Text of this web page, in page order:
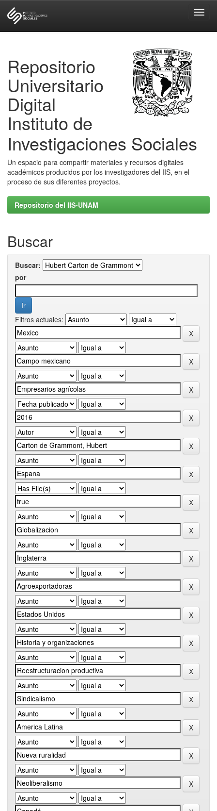
Repositorio
Universitario
Digital
Instituto de
Investigaciones Sociales
Un espacio para compartir materiales y recursos digitales
académicos producidos por los investigadores del IIS, en el
proceso de sus diferentes proyectos.
Repositorio del IIS-UNAM
Buscar
Buscar:
por
Filtros actuales: